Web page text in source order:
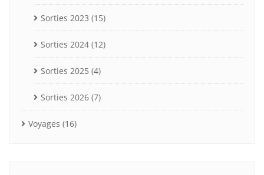
Sorties 2023 (15)
Sorties 2024 (12)
Sorties 2025 (4)
Sorties 2026 (7)
Voyages (16)